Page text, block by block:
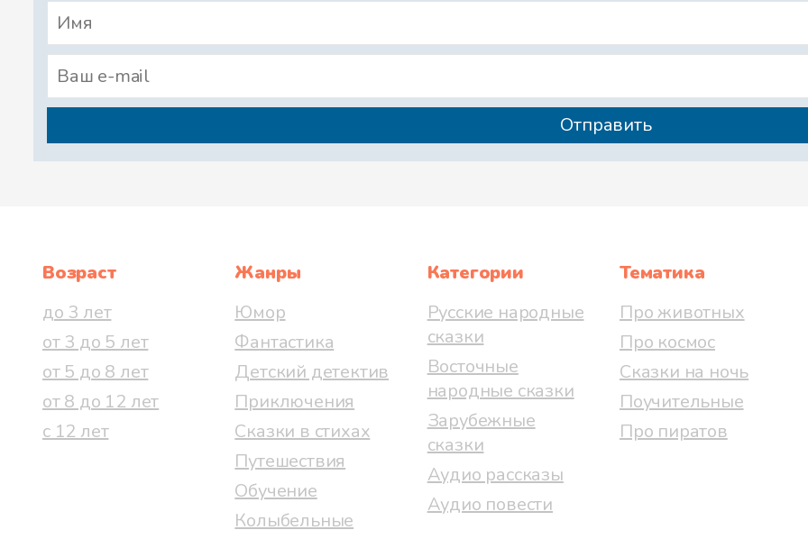
Возраст
до 3 лет
от 3 до 5 лет
от 5 до 8 лет
от 8 до 12 лет
с 12 лет
Жанры
Юмор
Фантастика
Детский детектив
Приключения
Сказки в стихах
Путешествия
Обучение
Колыбельные
Категории
Русские народные
сказки
Восточные
народные сказки
Зарубежные
сказки
Аудио рассказы
Аудио повести
Тематика
Про животных
Про космос
Сказки на ночь
Поучительные
Про пиратов